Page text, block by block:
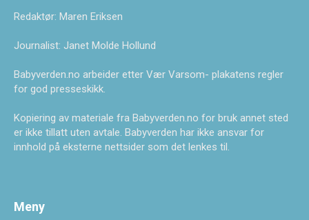
Redaktør: Maren Eriksen
Journalist: Janet Molde Hollund
Babyverden.no arbeider etter Vær Varsom- plakatens regler
for god presseskikk.
Kopiering av materiale fra Babyverden.no for bruk annet sted
er ikke tillatt uten avtale. Babyverden har ikke ansvar for
innhold på eksterne nettsider som det lenkes til.
Meny